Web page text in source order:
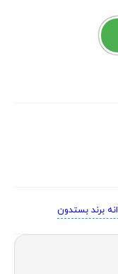
برند بستدون